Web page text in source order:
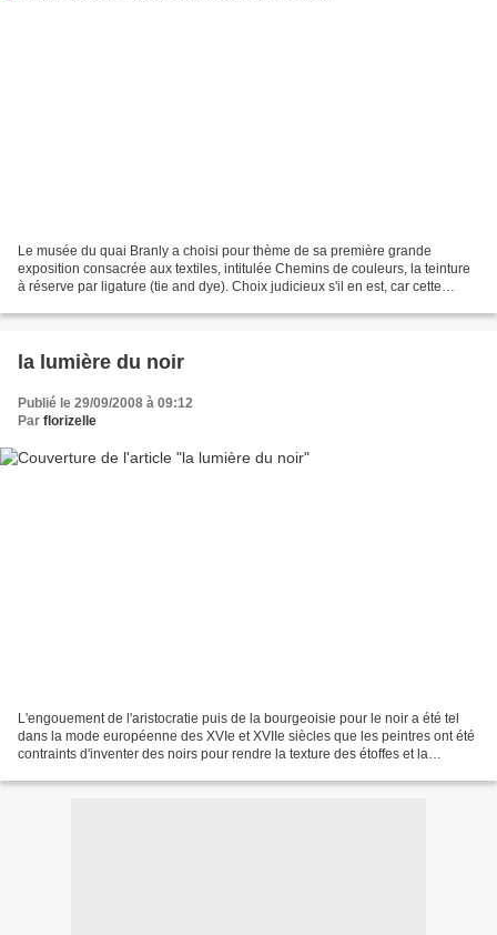
Le musée du quai Branly a choisi pour thème de sa première grande
exposition consacrée aux textiles, intitulée Chemins de couleurs, la teinture
à réserve par ligature (tie and dye). Choix judicieux s'il en est, car cette
la lumière du noir
Publié le 29/09/2008 à 09:12
Par florizelle
L'engouement de l'aristocratie puis de la bourgeoisie pour le noir a été tel
dans la mode européenne des XVIe et XVIIe siècles que les peintres ont été
contraints d'inventer des noirs pour rendre la texture des étoffes et la